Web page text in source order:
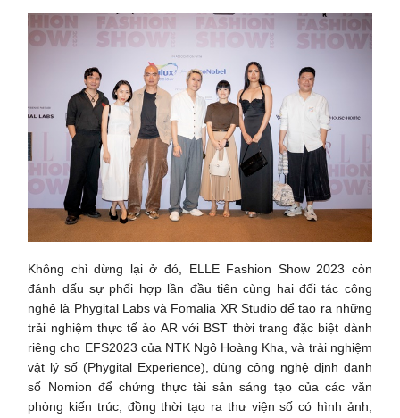
Không chỉ dừng lại ở đó, ELLE Fashion Show 2023 còn
đánh dấu sự phối hợp lần đầu tiên cùng hai đối tác công
nghệ là Phygital Labs và Fomalia XR Studio để tạo ra những
trải nghiệm thực tế ảo AR với BST thời trang đặc biệt dành
riêng cho EFS2023 của NTK Ngô Hoàng Kha, và trải nghiệm
vật lý số (Phygital Experience), dùng công nghệ định danh
số Nomion để chứng thực tài sản sáng tạo của các văn
phòng kiến trúc, đồng thời tạo ra thư viện số có hình ảnh,